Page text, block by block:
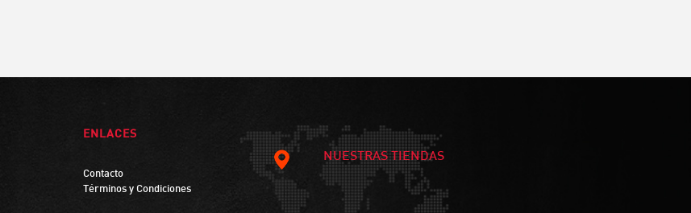
ENLACES
Contacto
Términos y Condiciones
NUESTRAS TIENDAS